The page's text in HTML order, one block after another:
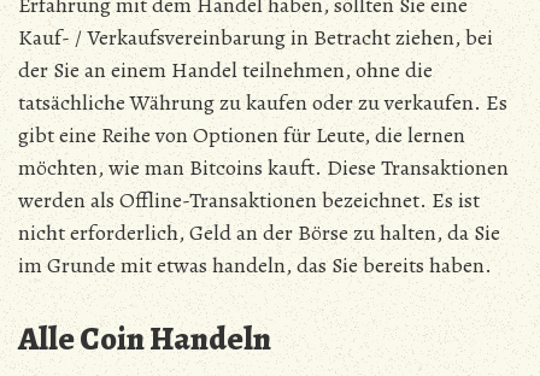
Kauf- / Verkaufsvereinbarung in Betracht ziehen, bei
der Sie an einem Handel teilnehmen, ohne die
tatsächliche Währung zu kaufen oder zu verkaufen. Es
gibt eine Reihe von Optionen für Leute, die lernen
möchten, wie man Bitcoins kauft. Diese Transaktionen
werden als Offline-Transaktionen bezeichnet. Es ist
nicht erforderlich, Geld an der Börse zu halten, da Sie
im Grunde mit etwas handeln, das Sie bereits haben.
Alle Coin Handeln